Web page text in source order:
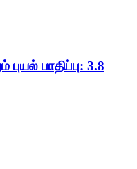
பாதிப்பு: 3.8